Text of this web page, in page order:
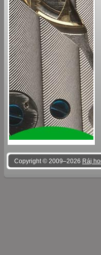
Copyright © 2009–2026 Ráj